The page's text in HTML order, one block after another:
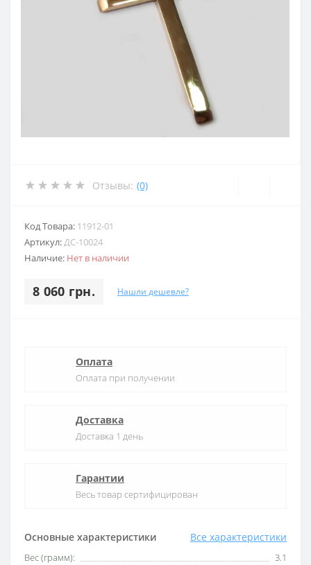
Отзывы: (0)
Код Товара: 11912-01
Артикул:ДС-10024
Наличие: Нет в наличии
8 060 грн. Нашли дешевле?
Основные характеристики Все характеристики
Вес (грамм):
3.1
Оплата
Оплата при получении
Доставка
Доставка 1 день
Гарантии
Весь товар сертифицирован